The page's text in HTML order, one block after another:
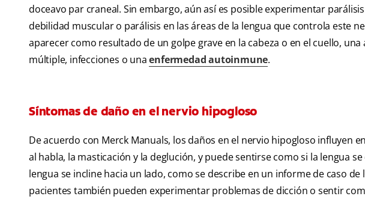
doceavo par craneal. Sin embargo, aún así es posible experimentar
debilidad muscular o parálisis en las áreas de la lengua que controla este
aparecer como resultado de un golpe grave en la cabeza o en el cuello,
múltiple, infecciones o unaenfermedad autoinmune.
Síntomas de daño en el nervio hipogloso
De acuerdo con Merck Manuals, los daños en el nervio hipogloso influyen
al habla, la masticación y la deglución, y puede sentirse como si la lengua
lengua se incline hacia un lado, como se describe en un informe de caso de
pacientes también pueden experimentar problemas de dicción o sentir